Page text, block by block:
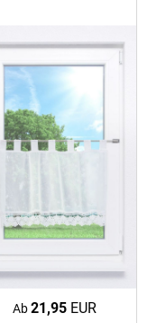
Ab21,95EUR